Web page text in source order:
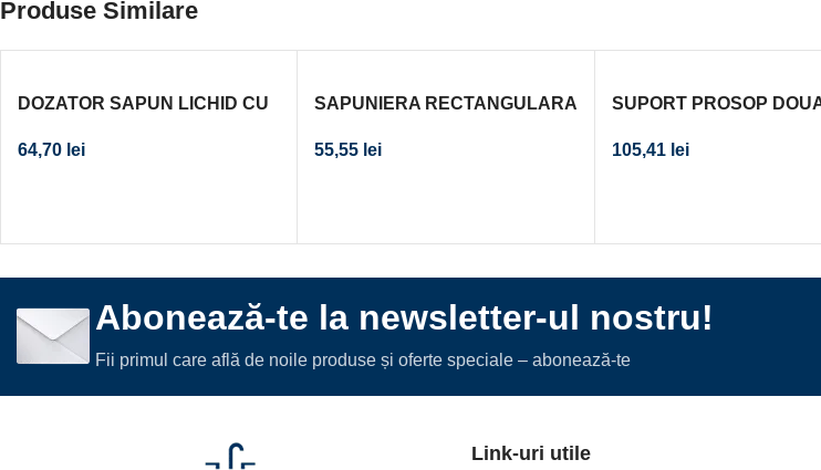
Produse Similare
DOZATOR SAPUN LICHID CU
CROM
64,70 lei
SAPUNIERA RECTANGULARA
55,55 lei
SUPORT PROSOP
105,41 lei
Abonează-te la newsletter-ul nostru!
Fii primul care află de noile produse și oferte speciale – abonează-te
Link-uri utile